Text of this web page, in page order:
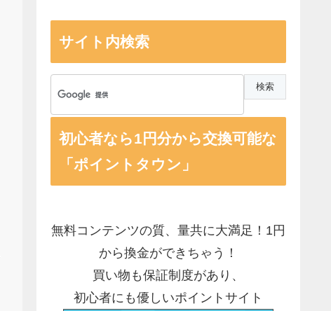
サイト内検索
初心者なら1円分から交換可能な
「ポイントタウン」
無料コンテンツの質、量共に大満足！1円
から換金ができちゃう！
買い物も保証制度があり、
初心者にも優しいポイントサイト